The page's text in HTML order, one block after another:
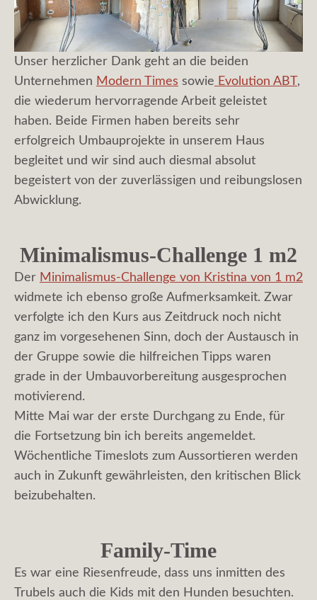
Unser herzlicher Dank geht an die beiden
Unternehmen Modern Times sowie Evolution ABT,
die wiederum hervorragende Arbeit geleistet
haben. Beide Firmen haben bereits sehr
erfolgreich Umbauprojekte in unserem Haus
begleitet und wir sind auch diesmal absolut
begeistert von der zuverlässigen und reibungslosen
Abwicklung.
Minimalismus-Challenge 1 m2
Der Minimalismus-Challenge von Kristina von 1 m2
widmete ich ebenso große Aufmerksamkeit. Zwar
verfolgte ich den Kurs aus Zeitdruck noch nicht
ganz im vorgesehenen Sinn, doch der Austausch in
der Gruppe sowie die hilfreichen Tipps waren
grade in der Umbauvorbereitung ausgesprochen
motivierend.
Mitte Mai war der erste Durchgang zu Ende, für
die Fortsetzung bin ich bereits angemeldet.
Wöchentliche Timeslots zum Aussortieren werden
auch in Zukunft gewährleisten, den kritischen Blick
beizubehalten.
Family-Time
Es war eine Riesenfreude, dass uns inmitten des
Trubels auch die Kids mit den Hunden besuchten.